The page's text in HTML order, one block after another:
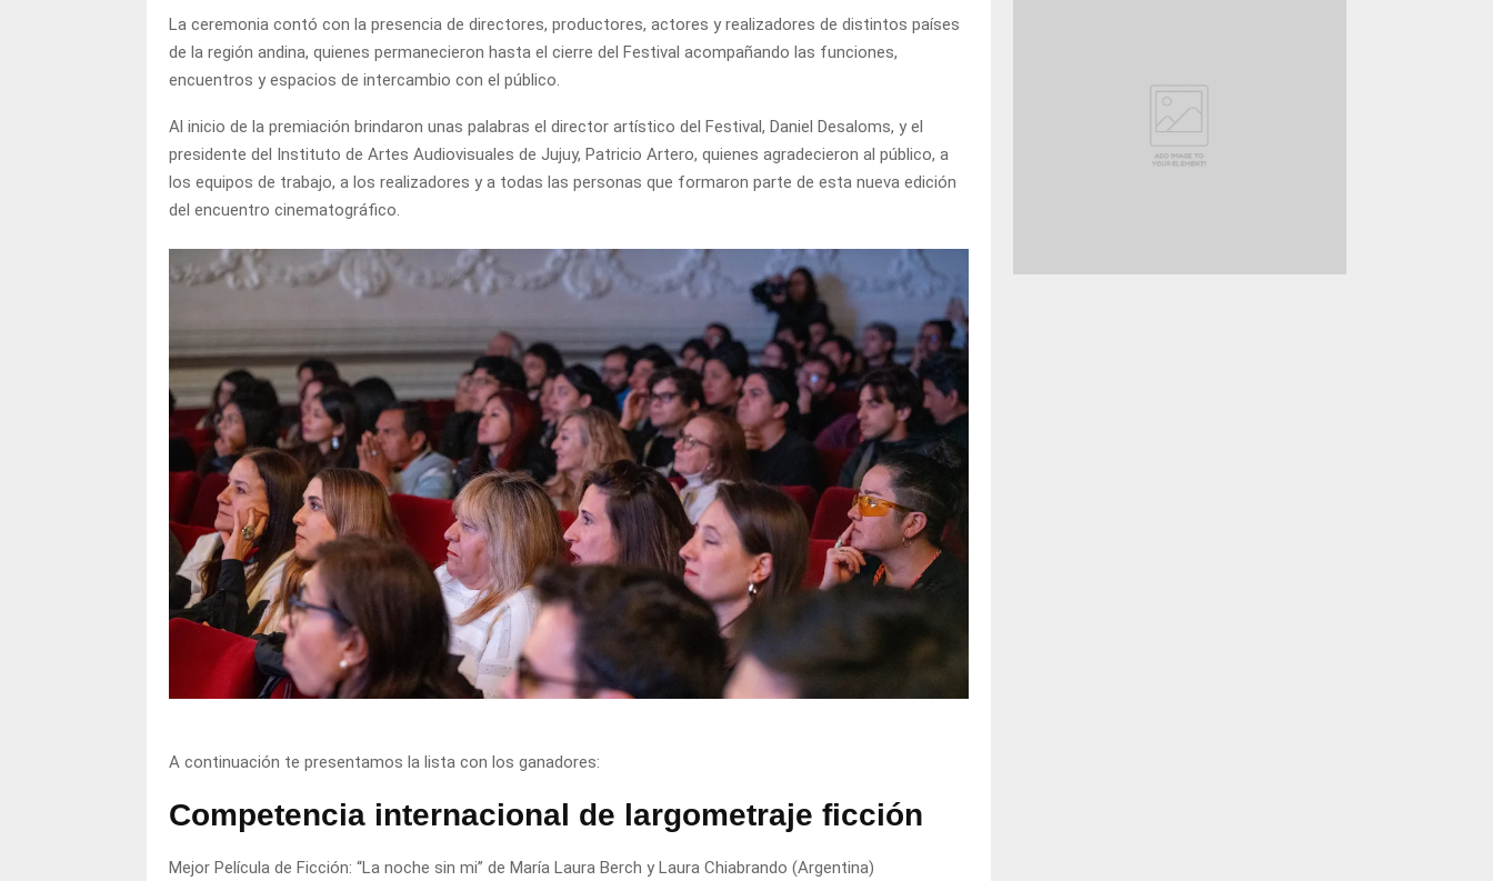
La ceremonia contó con la presencia de directores, productores, actores y realizadores de distintos países
de la región andina, quienes permanecieron hasta el cierre del Festival acompañando las funciones,
encuentros y espacios de intercambio con el público.
Al inicio de la premiación brindaron unas palabras el director artístico del Festival, Daniel Desaloms, y el
presidente del Instituto de Artes Audiovisuales de Jujuy, Patricio Artero, quienes agradecieron al público, a
los equipos de trabajo, a los realizadores y a todas las personas que formaron parte de esta nueva edición
del encuentro cinematográfico.
A continuación te presentamos la lista con los ganadores:
Competencia internacional de largometraje ficción
Mejor Película de Ficción: “La noche sin mi” de María Laura Berch y Laura Chiabrando (Argentina)